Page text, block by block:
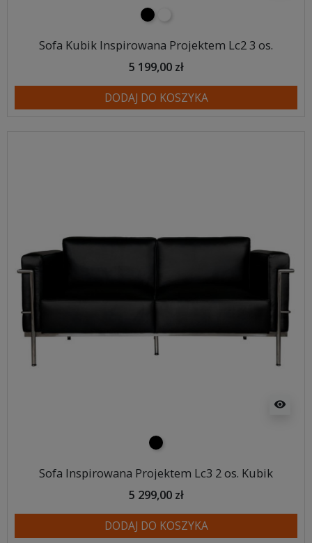
czarny
Sofa Kubik Inspirowana Projektem Lc2 3 os.
5 199,00 zł
DODAJ DO KOSZYKA
visibility
czarny
Sofa Inspirowana Projektem Lc3 2 os. Kubik
5 299,00 zł
DODAJ DO KOSZYKA